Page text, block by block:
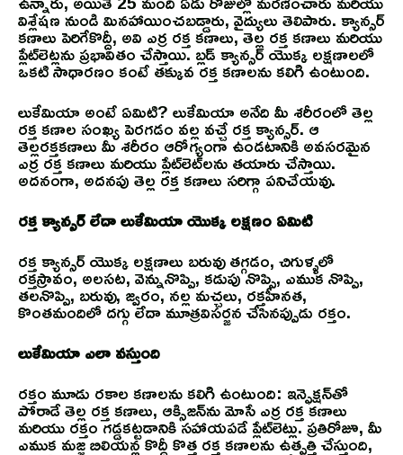
విశ్లేషణ నుండి మినహాయించబడ్డారు, వైద్యులు తెలిపారు. క్యాన్సర్
కణాలు పెరిగేకొద్దీ, అవి ఎర్ర రక్త కణాలు, తెల్ల రక్త కణాలు మరియు
ప్లేట్‌లెట్లను ప్రభావితం చేస్తాయి. బ్లడ్ క్యాన్సర్ యొక్క లక్షణాలలో
ఒకటి సాధారణం కంటే తక్కువ రక్త కణాలను కలిగి ఉంటుంది.
లుకేమియా అంటే ఏమిటి? లుకేమియా అనేది మీ శరీరంలో తెల్ల
రక్త కణాల సంఖ్య పెరగడం వల్ల వచ్చే రక్త క్యాన్సర్. ఆ
తెల్లరక్తకణాలు మీ శరీరం ఆరోగ్యంగా ఉండటానికి అవసరమైన
ఎర్ర రక్త కణాలు మరియు ప్లేట్‌లెట్‌లను తయారు చేస్తాయి.
అదనంగా, అదనపు తెల్ల రక్త కణాలు సరిగ్గా పనిచేయవు.
రక్త క్యాన్సర్ లేదా లుకేమియా యొక్క లక్షణం ఏమిటి
రక్త క్యాన్సర్ యొక్క లక్షణాలు బరువు తగ్గడం, చిగుళ్ళలో
రక్తస్రావం, అలసట, వెన్నునొప్పి, కడుపు నొప్పి, ఎముక నొప్పి,
తలనొప్పి, బరువు, జ్వరం, నల్ల మచ్చలు, రక్తహీనత,
కొంతమందిలో దగ్గు లేదా మూత్రవిసర్జన చేసినప్పుడు రక్తం.
లుకేమియా ఎలా వస్తుంది
రక్తం మూడు రకాల కణాలను కలిగి ఉంటుంది: ఇన్ఫెక్షన్‌తో
పోరాడే తెల్ల రక్త కణాలు, ఆక్సిజన్‌ను మోసే ఎర్ర రక్త కణాలు
మరియు రక్తం గడ్డకట్టడానికి సహాయపడే ప్లేట్‌లెట్లు. ప్రతిరోజూ, మీ
ఎముక మజ్జ బిలియన్ల కొద్దీ కొత్త రక్త కణాలను ఉత్పత్తి చేస్తుంది,